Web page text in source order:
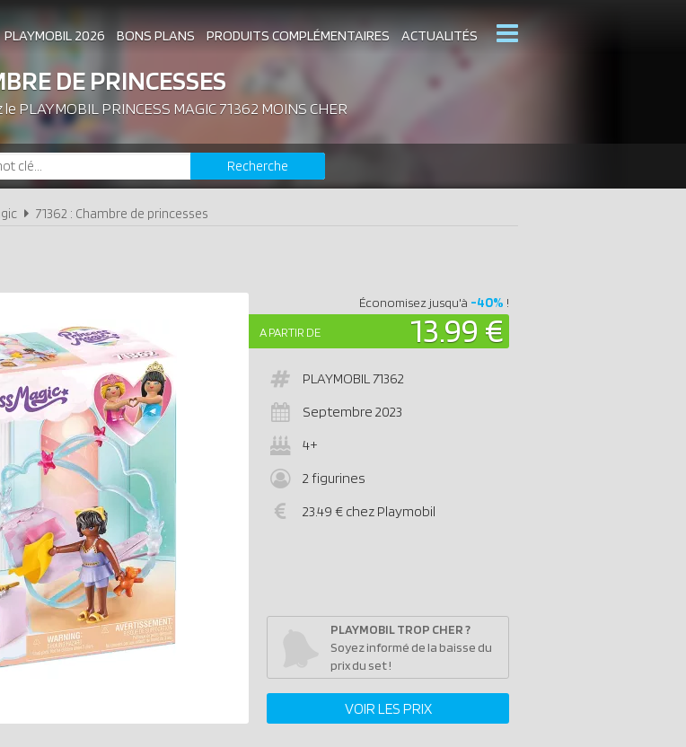
PLAYMOBIL 2026 BONS PLANS PRODUITS COMPLÉMENTAIRES ACTUALITÉS
ASSOCIATIONS DE FANS EXPOSITIONS PLAYMOBIL CATALOGUES PLAYMOBIL
LES PLAYMOBIL LES PLUS CHERS DERNIERS PLAYMOBIL AJOUTÉS
DE PRINCESSES
le PLAYMOBIL PRINCESS MAGIC 71362 MOINS CHER
Recherche
71362 : Chambre de princesses
A PARTIR DE 13.99 €
Économisez jusqu'à -40% !
PLAYMOBIL71362
Septembre 2023
4+
2 figurines
23.49 € chez Playmobil
PLAYMOBIL TROP CHER ?
Soyez informé de la baisse du
prix du set !
VOIR LES PRIX